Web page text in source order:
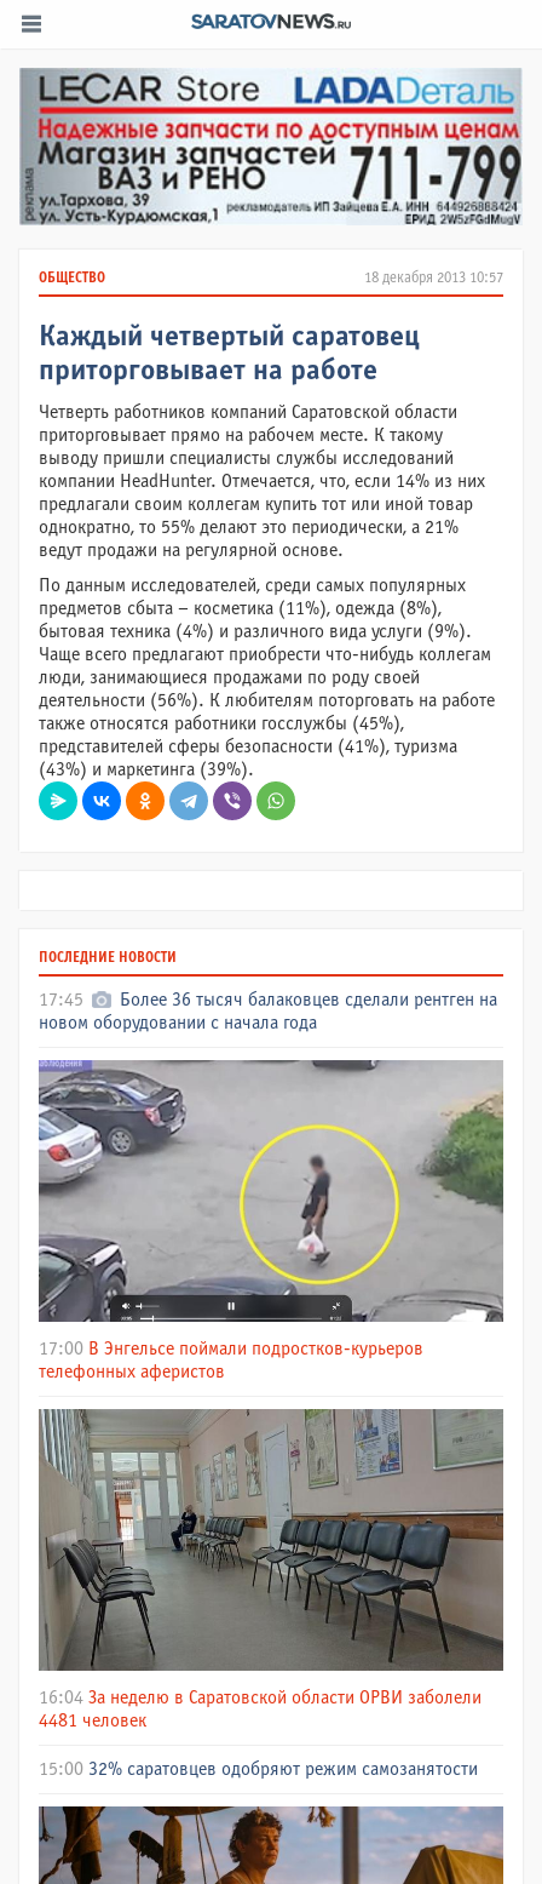
18 декабря 2013 10:57
ОБЩЕСТВО
Каждый четвертый саратовец
приторговывает на работе
Четверть работников компаний Саратовской области
приторговывает прямо на рабочем месте. К такому
выводу пришли специалисты службы исследований
компании HeadHunter. Отмечается, что, если 14% из них
предлагали своим коллегам купить тот или иной товар
однократно, то 55% делают это периодически, а 21%
ведут продажи на регулярной основе.
По данным исследователей, среди самых популярных
предметов сбыта – косметика (11%), одежда (8%),
бытовая техника (4%) и различного вида услуги (9%).
Чаще всего предлагают приобрести что-нибудь коллегам
люди, занимающиеся продажами по роду своей
деятельности (56%). К любителям поторговать на работе
также относятся работники госслужбы (45%),
представителей сферы безопасности (41%), туризма
(43%) и маркетинга (39%).
ПОСЛЕДНИЕ НОВОСТИ
17:45
Более 36 тысяч балаковцев сделали рентген на
новом оборудовании с начала года
17:00 В Энгельсе поймали подростков-курьеров
телефонных аферистов
16:04 За неделю в Саратовской области ОРВИ заболели
4481 человек
15:00 32% саратовцев одобряют режим самозанятости